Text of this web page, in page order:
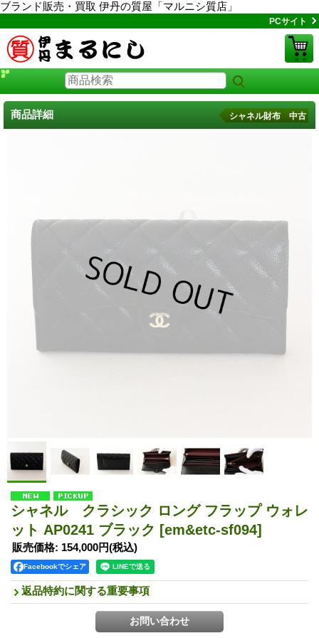
ブランド販売・買取 伊丹の質屋「マルニシ質店」
PCサイト
商品詳細 シャネル財布 中古
シャネル クラシック ロング フラップ ウォレ
ット AP0241 ブラック [em&etc-sf094]
販売価格: 154,000円(税込)
Facebookでシェア
返品特約に関する重要事項